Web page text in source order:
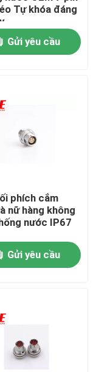
Tự khóa đáng
Gửi yêu cầu
phích cắm
nữ hàng không
nước IP67
Gửi yêu cầu